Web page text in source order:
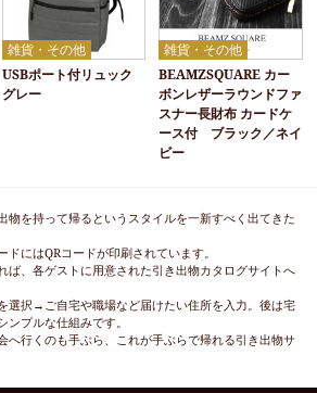
雑貨・その他
USBポート付リュック
グレー
雑貨・その他
BEAMZSQUARE カー
ボンレザーラウンドファ
スナー長財布 カードケ
ース付 ブラック／ネイ
ビー
物を持って帰るというスタイルを一新すべく出てきた
にはQRコードが印刷されています。
ば、各ゲストに用意された引き出物カタログサイトへ
選択→ご自宅や職場など届けたい住所を入力。後は宅
プルな仕組みです。
へ行くのも手ぶら、これが手ぶらで帰れる引き出物サ